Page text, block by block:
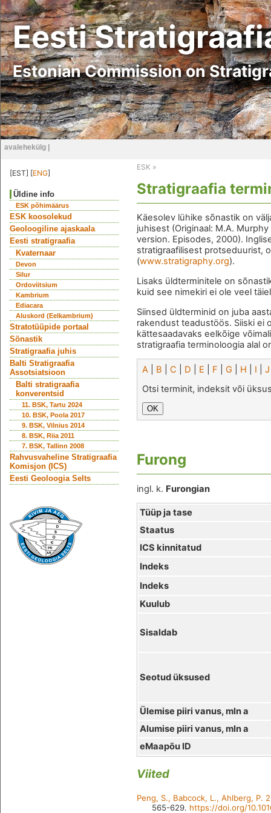
Eesti
Estonian Commission on
avalehekülg
[EST] [ENG]
Üldine info
ESK põhimäärus
ESK koosolekud
Geoloogiline ajaskaala
Eesti stratigraafia
Kvaternaar
Devon
Silur
Ordoviitsium
Kambrium
Ediacara
Aluskord (Eelkambrium)
Stratotüüpide portaal
Sõnastik
Stratigraafia juhis
Balti Stratigraafia
Assotsiatsioon
Balti stratigraafia
konverentsid
11. BSK, Tartu 2024
10. BSK, Poola 2017
9. BSK, Vilnius 2014
8. BSK, Riia 2011
7. BSK, Tallinn 2008
Rahvusvaheline Stratigraafia
Komisjon (ICS)
Eesti Geoloogia Selts
ESK »
Stratigraafia
Käesolev lühike sõnastik on
juhisest (Originaal: M.A.
version. Episodes, 2000).
stratigraafilisest protseduurist,
(www.stratigraphy.org).
Lisaks üldterminitele on
kuid see nimekiri ei ole veel
Siinsed üldterminid on juba
rakendust teadustöös. Siiski ei
kättesaadavaks eelkõige
stratigraafia terminoloogia alal
A B C D E F G H I J
Otsi terminit, indeksit või
Furong
ingl. k. Furongian
Tüüp ja tase
Staatus
ICS kinnitatud
Indeks
Indeks
Kuulub
Sisaldab
Seotud üksused
Ülemise piiri vanus, mln a
Alumise piiri vanus, mln a
eMaapõu ID
Viited
Peng, S., Babcock, L., Ahlberg, P.
565-629. https://doi.org/